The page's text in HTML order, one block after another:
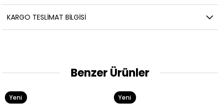
KARGO TESLIMAT BILGISI
Benzer Ürünler